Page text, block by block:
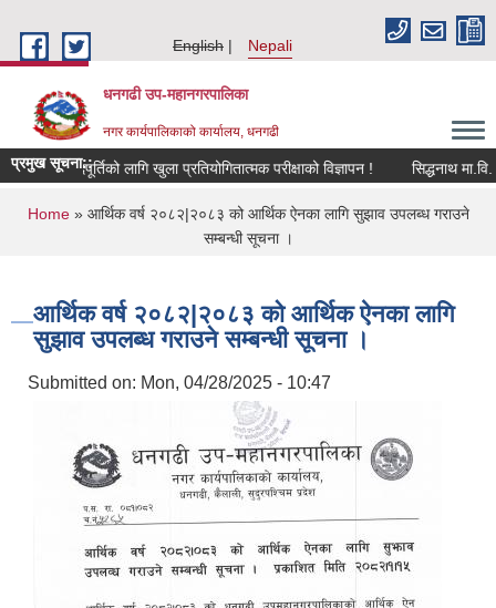
English
Nepali
धनगढी उप-महानगरपालिका
नगर कार्यपालिकाको कार्यालय, धनगढी
प्रमुख सूचना::पदपूर्तिको लागि खुला प्रतियोगितात्मक परीक्षाको विज्ञापन !
You are here
Home» आर्थिक वर्ष २०८२|२०८३ को आर्थिक ऐनका लागि सुझाव उपलब्ध गराउने
सम्बन्धी सूचना ।
आर्थिक वर्ष २०८२|२०८३ को आर्थिक ऐनका लागि
सुझाव उपलब्ध गराउने सम्बन्धी सूचना ।
Submitted on: Mon, 04/28/2025 - 10:47